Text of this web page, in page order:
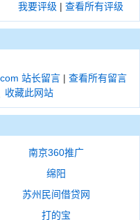
我要评级 | 查看所有评级
站长留言 | 查看所有留言
收藏此网站
南京360推广
绵阳
苏州民间借贷网
打的宝